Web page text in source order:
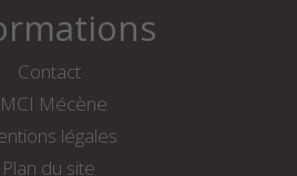
Contact
Mécène
légales
Plan du site